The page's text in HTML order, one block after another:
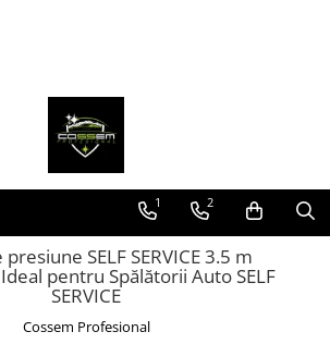
1 2
SELF SERVICE 3.5 m
Ideal pentru Spălătorii Auto SELF
SERVICE
Cossem Profesional